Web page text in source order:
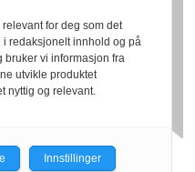
for deg som det
redaksjonelt innhold og på
vi informasjon fra
utvikle produktet
nyttig og relevant.
Innstillinger